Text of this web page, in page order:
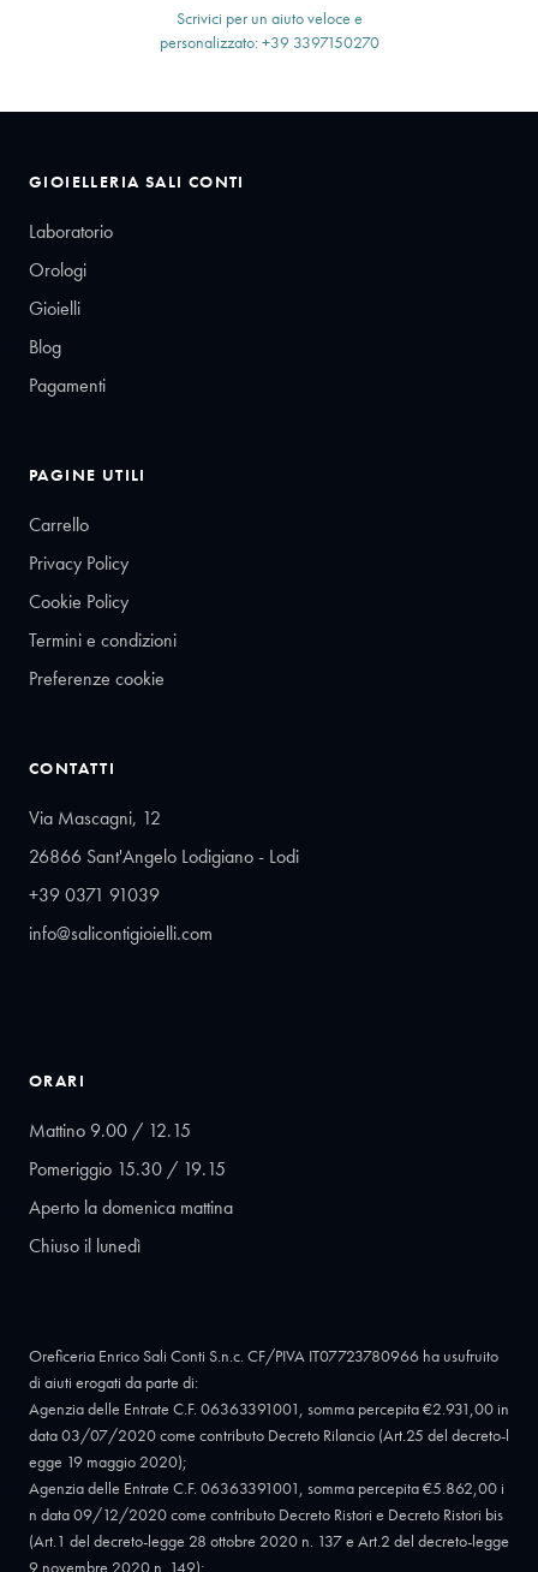
Scrivici per un aiuto veloce e
personalizzato: +39 3397150270
GIOIELLERIA SALI CONTI
Laboratorio
Orologi
Gioielli
Blog
Pagamenti
PAGINE UTILI
Carrello
Privacy Policy
Cookie Policy
Termini e condizioni
Preferenze cookie
CONTATTI
Via Mascagni, 12
26866 Sant'Angelo Lodigiano - Lodi
+39 0371 91039
info@salicontigioielli.com
ORARI
Mattino 9.00 / 12.15
Pomeriggio 15.30 / 19.15
Aperto la domenica mattina
Chiuso il lunedì
Oreficeria Enrico Sali Conti S.n.c. CF/PIVA IT07723780966 ha usufruito
di aiuti erogati da parte di:
Agenzia delle Entrate C.F. 06363391001, somma percepita €2.931,00 in
data 03/07/2020 come contributo Decreto Rilancio (Art.25 del decreto-l
egge 19 maggio 2020);
Agenzia delle Entrate C.F. 06363391001, somma percepita €5.862,00 i
n data 09/12/2020 come contributo Decreto Ristori e Decreto Ristori bis
(Art.1 del decreto-legge 28 ottobre 2020 n. 137 e Art.2 del decreto-legge
9 novembre 2020 n. 149);